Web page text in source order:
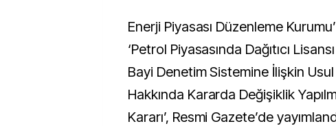
Enerji Piyasası Düzenleme
‘Petrol Piyasasında Dağıtıcı
Bayi Denetim Sistemine İlişkin
Hakkında Kararda Değişiklik
Kararı’, Resmi Gazete’de